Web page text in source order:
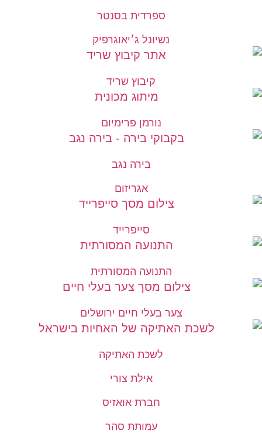
ספרדית בסנטר
נשיונל ג׳יאוגרפיק
קיבוץ שריד
נורמן פרימיום
בירה נגב
אגריזום
סייפרייד
התנועה המסורתית
צער בעלי חיים ירושלים
לשכת האתיקה
אילת צורי
חברת אואזיס
עמותת סהר